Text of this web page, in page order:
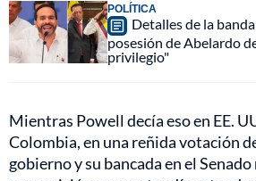
POLÍTICA
Detalles de la
posesión de Abelardo
privilegio"
Mientras Powell decía eso en EE.
Colombia, en una reñida votación
gobierno y su bancada en el